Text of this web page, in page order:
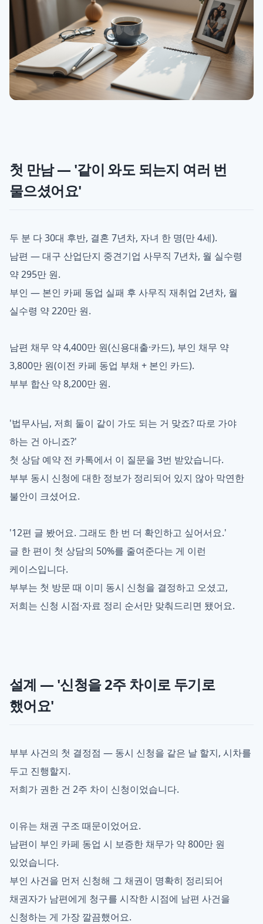
첫 만남 — '같이 와도 되는지 여러 번
물으셨어요'
두 분 다 30대 후반, 결혼 7년차, 자녀 한 명(만 4세).
남편 — 대구 산업단지 중견기업 사무직 7년차, 월 실수령
약 295만 원.
부인 — 본인 카페 동업 실패 후 사무직 재취업 2년차, 월
실수령 약 220만 원.
남편 채무 약 4,400만 원(신용대출·카드), 부인 채무 약
3,800만 원(이전 카페 동업 부채 + 본인 카드).
부부 합산 약 8,200만 원.
'법무사님, 저희 둘이 같이 가도 되는 거 맞죠? 따로 가야
하는 건 아니죠?'
첫 상담 예약 전 카톡에서 이 질문을 3번 받았습니다.
부부 동시 신청에 대한 정보가 정리되어 있지 않아 막연한
불안이 크셨어요.
'12편 글 봤어요. 그래도 한 번 더 확인하고 싶어서요.'
글 한 편이 첫 상담의 50%를 줄여준다는 게 이런
케이스입니다.
부부는 첫 방문 때 이미 동시 신청을 결정하고 오셨고,
저희는 신청 시점·자료 정리 순서만 맞춰드리면 됐어요.
설계 — '신청을 2주 차이로 두기로
했어요'
부부 사건의 첫 결정점 — 동시 신청을 같은 날 할지, 시차를
두고 진행할지.
저희가 권한 건 2주 차이 신청이었습니다.
이유는 채권 구조 때문이었어요.
남편이 부인 카페 동업 시 보증한 채무가 약 800만 원
있었습니다.
부인 사건을 먼저 신청해 그 채권이 명확히 정리되어
채권자가 남편에게 청구를 시작한 시점에 남편 사건을
신청하는 게 가장 깔끔했어요.